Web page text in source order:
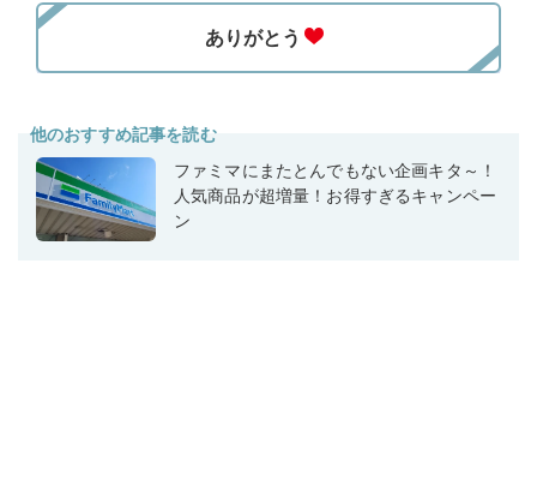
他のおすすめ記事を読む
ファミマにまたとんでもない企画キタ～！
人気商品が超増量！お得すぎるキャンペー
ン